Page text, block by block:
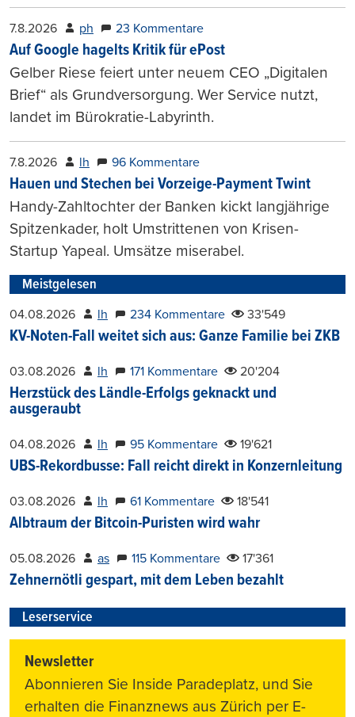
7.8.2026 ph 23 Kommentare
Auf Google hagelts Kritik für ePost
Gelber Riese feiert unter neuem CEO „Digitalen
Brief“ als Grundversorgung. Wer Service nutzt,
landet im Bürokratie-Labyrinth.
7.8.2026 lh 96 Kommentare
Hauen und Stechen bei Vorzeige-Payment Twint
Handy-Zahltochter der Banken kickt langjährige
Spitzenkader, holt Umstrittenen von Krisen-
Startup Yapeal. Umsätze miserabel.
Meistgelesen
04.08.2026 lh 234 Kommentare 33'549
KV-Noten-Fall weitet sich aus: Ganze Familie bei ZKB
03.08.2026 lh 171 Kommentare 20'204
Herzstück des Ländle-Erfolgs geknackt und
ausgeraubt
04.08.2026 lh 95 Kommentare 19'621
UBS-Rekordbusse: Fall reicht direkt in Konzernleitung
03.08.2026 lh 61 Kommentare 18'541
Albtraum der Bitcoin-Puristen wird wahr
05.08.2026 as 115 Kommentare 17'361
Zehnernötli gespart, mit dem Leben bezahlt
Leserservice
Newsletter
Abonnieren Sie Inside Paradeplatz, und Sie
erhalten die Finanznews aus Zürich per E-